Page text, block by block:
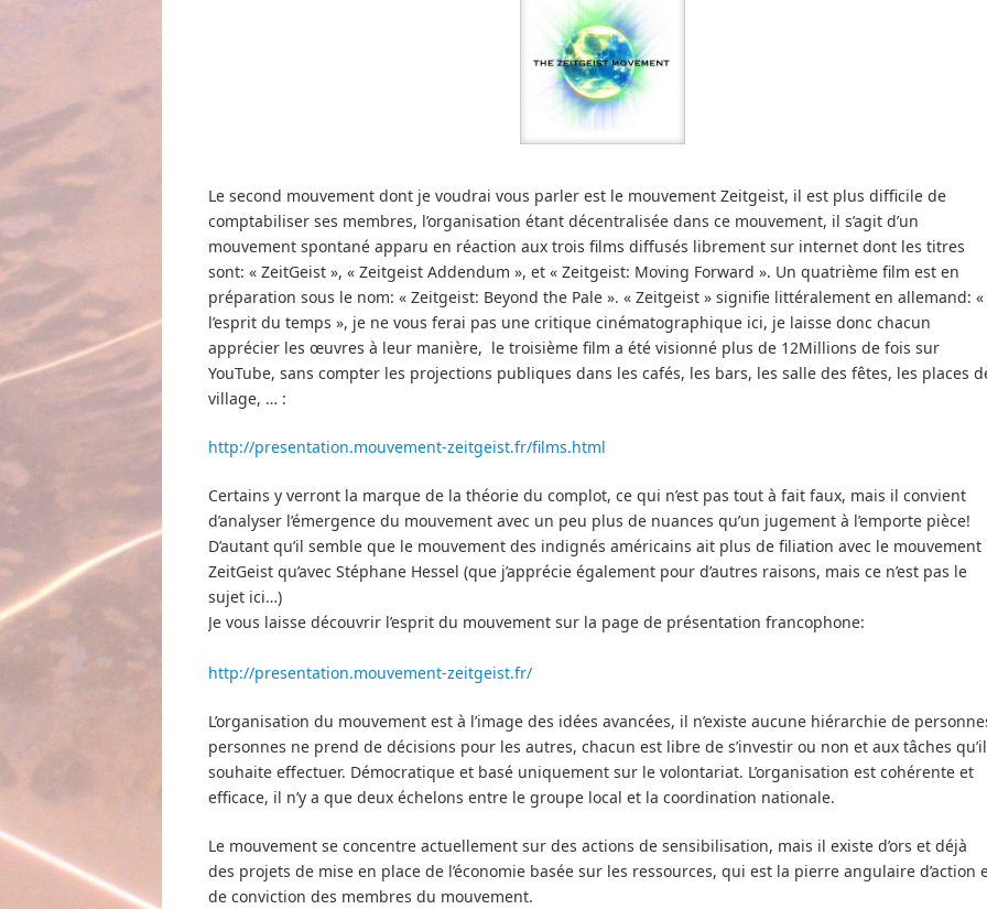
Le second mouvement dont je voudrai vous parler est le mouvement Zeitgeist, il est plus difficile de
comptabiliser ses membres, l’organisation étant décentralisée dans ce mouvement, il s’agit d’un
mouvement spontané apparu en réaction aux trois films diffusés librement sur internet dont les titres
sont: « ZeitGeist », « Zeitgeist Addendum », et « Zeitgeist: Moving Forward ». Un quatrième film est en
préparation sous le nom: « Zeitgeist: Beyond the Pale ». « Zeitgeist » signifie littéralement en allemand: «
l’esprit du temps », je ne vous ferai pas une critique cinématographique ici, je laisse donc chacun
apprécier les œuvres à leur manière, le troisième film a été visionné plus de 12Millions de fois sur
YouTube, sans compter les projections publiques dans les cafés, les bars, les salle des fêtes, les places
village, … :
http://presentation.mouvement-zeitgeist.fr/films.html
Certains y verront la marque de la théorie du complot, ce qui n’est pas tout à fait faux, mais il convient
d’analyser l’émergence du mouvement avec un peu plus de nuances qu’un jugement à l’emporte pièce!
D’autant qu’il semble que le mouvement des indignés américains ait plus de filiation avec le mouvement
ZeitGeist qu’avec Stéphane Hessel (que j’apprécie également pour d’autres raisons, mais ce n’est pas le
sujet ici…)
Je vous laisse découvrir l’esprit du mouvement sur la page de présentation francophone:
http://presentation.mouvement-zeitgeist.fr/
L’organisation du mouvement est à l’image des idées avancées, il n’existe aucune hiérarchie de
personnes ne prend de décisions pour les autres, chacun est libre de s’investir ou non et aux tâches qu’il
souhaite effectuer. Démocratique et basé uniquement sur le volontariat. L’organisation est cohérente et
efficace, il n’y a que deux échelons entre le groupe local et la coordination nationale.
Le mouvement se concentre actuellement sur des actions de sensibilisation, mais il existe d’ors et déjà
des projets de mise en place de l’économie basée sur les ressources, qui est la pierre angulaire d’action
de conviction des membres du mouvement.